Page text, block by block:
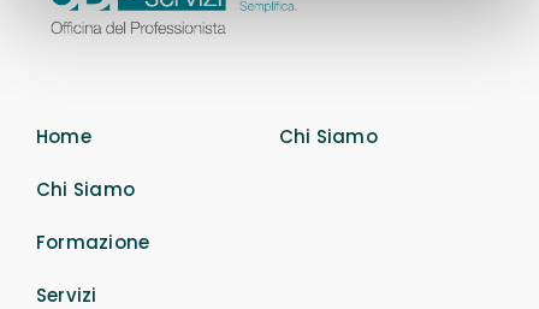
Home
Chi Siamo
Formazione
Servizi
Chi Siamo